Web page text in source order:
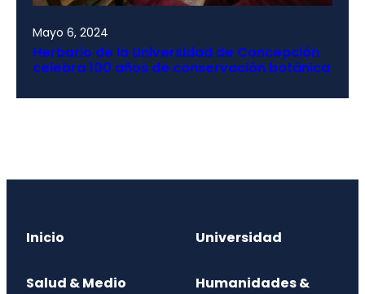
Mayo 6, 2024
Herbario de la Universidad de Concepción
celebra 100 años de conservación botánica
Inicio Universidad
Salud & Medio
Humanidades &